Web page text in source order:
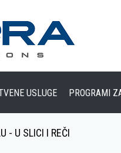
USLUGE PROGRAMI
- U SLICI I REČI